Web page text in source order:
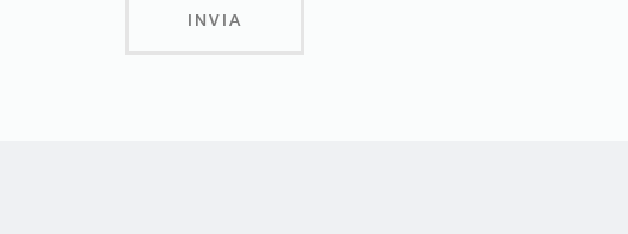
INVIA